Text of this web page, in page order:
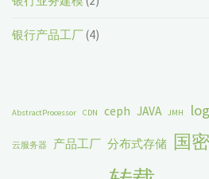
银行产品工厂(4)
AbstractProcessor CDN ceph JAVA JMH
云服务器 产品工厂 分布式存储 国密